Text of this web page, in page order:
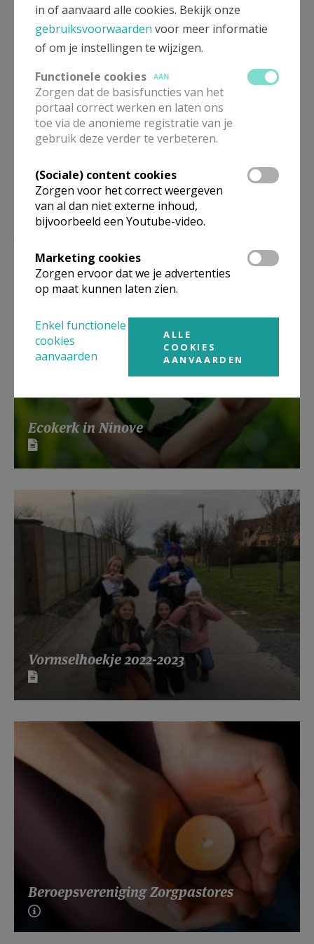
Fotoreportage
Deel dit artikel
Lees meer
Ecokerk in Ninove
Vormselhoekje 2022-2023
Beroepsvereniging Zorgpastores
in of aanvaard alle cookies. Bekijk onze
gebruiksvoorwaarden voor meer informatie
of om je instellingen te wijzigen.
Functionele cookies
AAN
Zorgen dat de basisfuncties van het
portaal correct werken en laten ons
toe via de anonieme registratie van je
gebruik deze verder te verbeteren.
(Sociale) content cookies
Zorgen voor het correct weergeven
van al dan niet externe inhoud,
bijvoorbeeld een Youtube-video.
Marketing cookies
Zorgen ervoor dat we je advertenties
op maat kunnen laten zien.
Enkel functionele
cookies
aanvaarden
ALLE
COOKIES
AANVAARDEN